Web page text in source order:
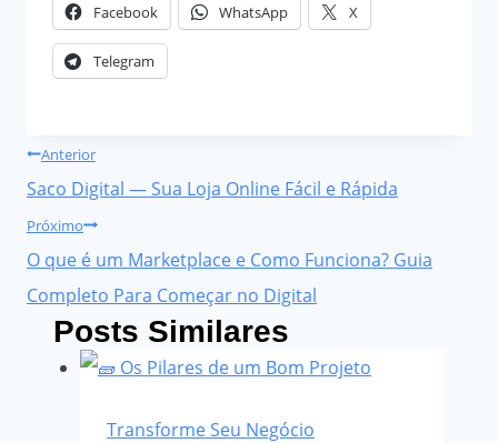
Facebook WhatsApp X
Telegram
Navegação
de
Post
Anterior
Saco Digital — Sua Loja Online Fácil e Rápida
Próximo
O que é um Marketplace e Como Funciona? Guia
Completo Para Começar no Digital
Posts Similares
Transforme Seu Negócio